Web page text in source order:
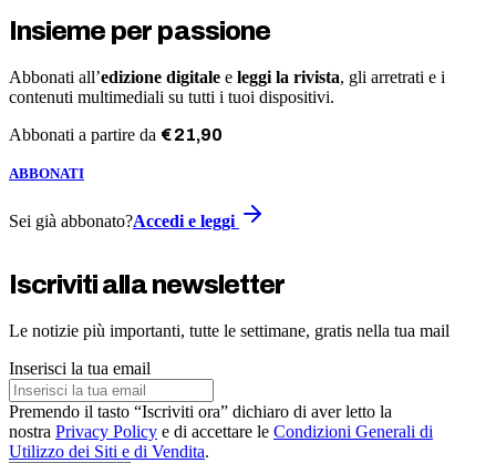
Insieme per passione
Abbonati all’edizione digitale e leggi la rivista, gli arretrati e i
contenuti multimediali su tutti i tuoi dispositivi.
Abbonati a partire da €21,90
ABBONATI
Sei già abbonato?Accedi e leggi
Iscriviti alla newsletter
Le notizie più importanti, tutte le settimane, gratis nella tua mail
Inserisci la tua email
Premendo il tasto “Iscriviti ora” dichiaro di aver letto la
nostra Privacy Policy e di accettare le Condizioni Generali di
Utilizzo dei Siti e di Vendita.